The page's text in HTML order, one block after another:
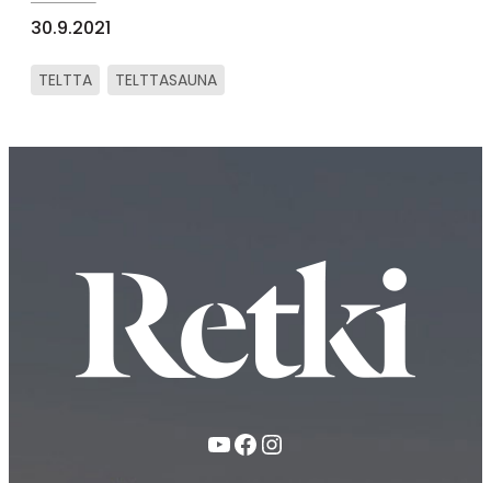
30.9.2021
TELTTA TELTTASAUNA
YouTube
FacebookInstagram